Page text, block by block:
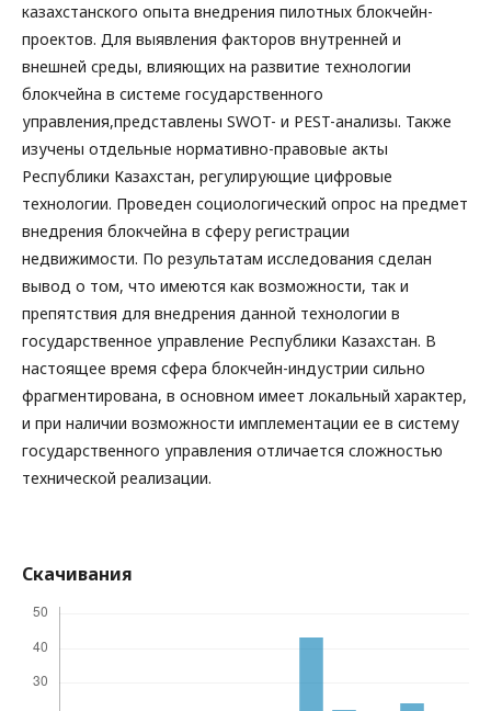
казахстанского опыта внедрения пилотных блокчейн-
проектов. Для выявления факторов внутренней и
внешней среды, влияющих на развитие технологии
блокчейна в системе государственного
управления,представлены SWOT- и PEST-анализы. Также
изучены отдельные нормативно-правовые акты
Республики Казахстан, регулирующие цифровые
технологии. Проведен социологический опрос на предмет
внедрения блокчейна в сферу регистрации
недвижимости. По результатам исследования сделан
вывод о том, что имеются как возможности, так и
препятствия для внедрения данной технологии в
государственное управление Республики Казахстан. В
настоящее время сфера блокчейн-индустрии сильно
фрагментирована, в основном имеет локальный характер,
и при наличии возможности имплементации ее в систему
государственного управления отличается сложностью
технической реализации.
Скачивания